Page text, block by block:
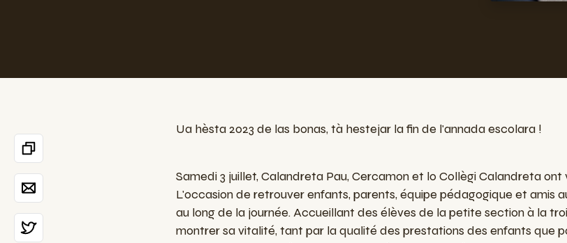
Ua hèsta 2023 de las bonas, tà hestejar la fin de l'annada escolara !
Samedi 3 juillet, Calandreta Pau, Cercamon et lo Collègi Calandreta
L'occasion de retrouver enfants, parents, équipe pédagogique et amis
au long de la journée. Accueillant des élèves de la petite section à la
montrer sa vitalité, tant par la qualité des prestations des enfants que